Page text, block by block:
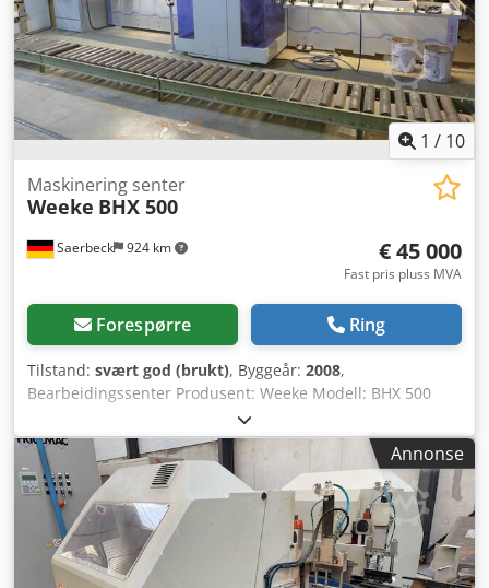
1 / 10
Saerbeck 924 km
Maskinering senter
Weeke BHX 500
€ 45 000
Fast pris pluss MVA
Forespørre Ring
Tilstand: svært god (brukt), Byggeår: 2008,
Bearbeidingssenter Produsent: Weeke Modell: BHX 500
Årsmodell: 2008 Csdeh E Sghepfx Al Rjha Arbeidsområde
X: 2 500 mm Arbeidsområde Y: 1 300 mm Arbeidsområde
Z: 4 - 80 mm Antall freseenheter: 2 Antall boreenheter: 2
Vertikale borspindler: 72 Horisontale borspindler X: 16
Horisontale borspindler Y: 4 Notfres/sag: 90° svingbar
Hastighet X-akse: 130 m/min Hastighet Y-akse: 80 m/min
Hastighet Z1-akse: 50 m/min Hastighet Z2-akse: 27 m/min
Turtall: 18 000 o/min Demontert - umiddelbart tilgjengelig
Annonse